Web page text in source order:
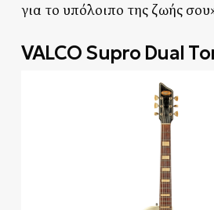
για το υπόλοιπο της ζωής
VALCO Supro Dual